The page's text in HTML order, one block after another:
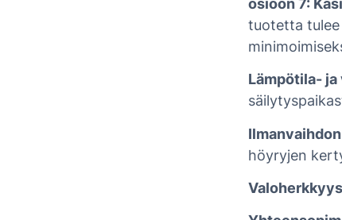
osioon 7:
tuotetta tulee
Lämpötila-
höyryjen